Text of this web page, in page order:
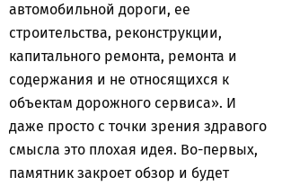
автомобильной дороги, ее
строительства, реконструкции,
капитального ремонта, ремонта и
содержания и не относящихся к
объектам дорожного сервиса». И
даже просто с точки зрения здравого
смысла это плохая идея. Во-первых,
памятник закроет обзор и будет